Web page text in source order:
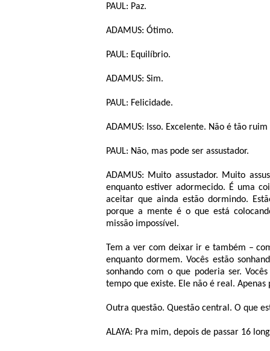
PAUL: Paz.
ADAMUS: Ótimo.
PAUL: Equilíbrio.
ADAMUS: Sim.
PAUL: Felicidade.
ADAMUS: Isso. Excelente. Não é tão
PAUL: Não, mas pode ser assustador.
ADAMUS: Muito assustador. Muito
enquanto estiver adormecido. É uma
aceitar que ainda estão dormindo.
porque a mente é o que está
missão impossível.
Tem a ver com deixar ir e também –
enquanto dormem. Vocês estão
sonhando com o que poderia ser.
tempo que existe. Ele não é real.
Outra questão. Questão central. O que
ALAYA: Pra mim, depois de passar 16